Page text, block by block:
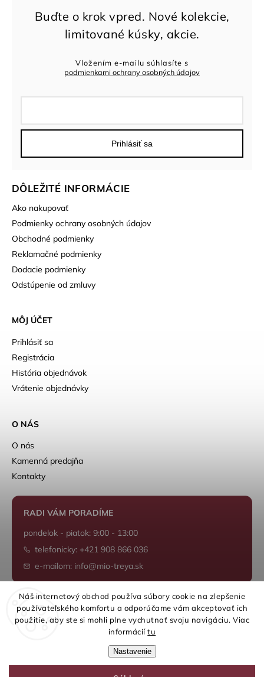
Náš internetový obchod používa súbory cookie na zlepšenie
používateľského komfortu a odporúčame vám akceptovať ich
použitie, aby ste si mohli plne vychutnať svoju navigáciu. Viac
informáciítu
Nastavenie
DÔLEŽITÉ INFORMÁCIE
Ako nakupovať
Podmienky ochrany osobných údajov
Obchodné podmienky
Reklamačné podmienky
Dodacie podmienky
Odstúpenie od zmluvy
MÔJ ÚČET
Prihlásiť sa
Registrácia
História objednávok
Vrátenie objednávky
Vložením e-mailu súhlasíte s
podmienkami ochrany osobných údajov
Prihlásiť sa
O NÁS
O nás
Kamenná predajňa
Kontakty
RADI VÁM PORADÍME
pondelok - piatok: 9:00 - 13:00
telefonicky: +421 908 866 036
e-mailom: info@mio-treya.sk
Shoptet.sk